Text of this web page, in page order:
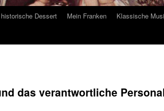
Dessert Mein Franken Klassische
das verantwortliche